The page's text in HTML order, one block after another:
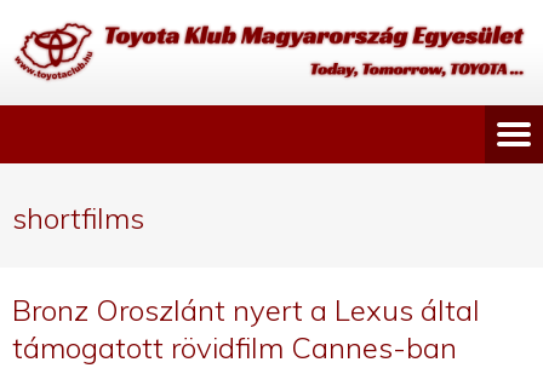
shortfilms
Bronz Oroszlánt nyert a Lexus által
támogatott rövidfilm Cannes-ban